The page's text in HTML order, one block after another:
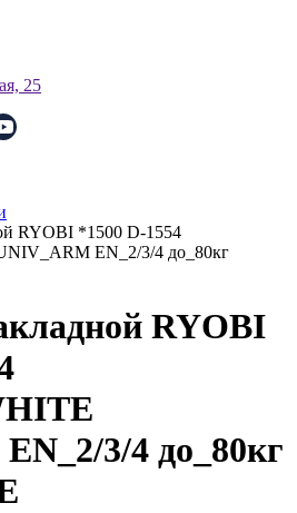
25
RYOBI *1500 D-1554
EN_2/3/4 до_80кг
RYOBI
3/4 до_80кг